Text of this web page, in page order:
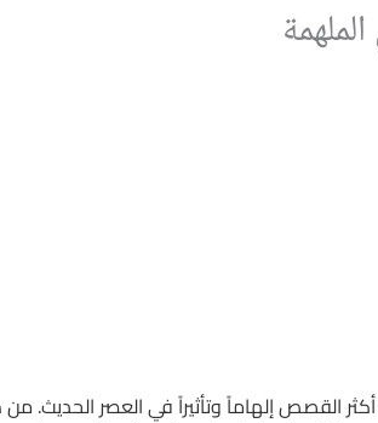
القصص إلهاماً وتأثيراً في العصر